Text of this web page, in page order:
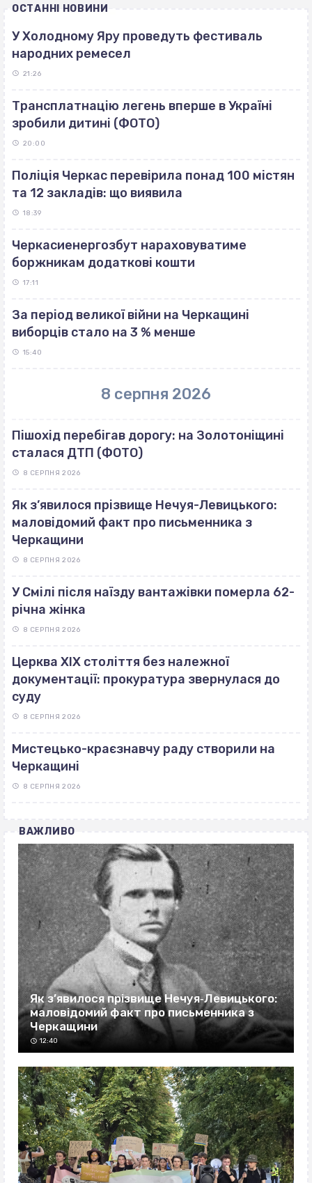
ОСТАННІ НОВИНИ
У Холодному Яру проведуть фестиваль
народних ремесел
21:26
Трансплатнацію легень вперше в Україні
зробили дитині (ФОТО)
20:00
Поліція Черкас перевірила понад 100 містян
та 12 закладів: що виявила
18:39
Черкасиенергозбут нараховуватиме
боржникам додаткові кошти
17:11
За період великої війни на Черкащині
виборців стало на 3 % менше
15:40
8 серпня 2026
Пішохід перебігав дорогу: на Золотоніщині
сталася ДТП (ФОТО)
8 СЕРПНЯ 2026
Як з’явилося прізвище Нечуя-Левицького:
маловідомий факт про письменника з
Черкащини
8 СЕРПНЯ 2026
У Смілі після наїзду вантажівки померла 62-
річна жінка
8 СЕРПНЯ 2026
Церква ХІХ століття без належної
документації: прокуратура звернулася до
суду
8 СЕРПНЯ 2026
Мистецько-краєзнавчу раду створили на
Черкащині
8 СЕРПНЯ 2026
ВАЖЛИВО
Як з’явилося прізвище Нечуя‐Левицького:
маловідомий факт про письменника з
Черкащини
12:40